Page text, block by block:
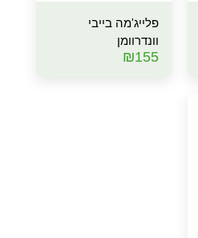
פלייג'מה בייבי
וונדרוומן
₪155